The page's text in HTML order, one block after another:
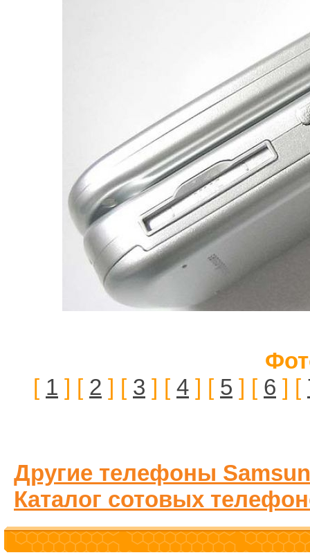
[ 1 ] [ 2 ] [ 3 ] [ 4 ] [ 5 ] [ 6 ] [
Другие телефоны
Каталог сотовых